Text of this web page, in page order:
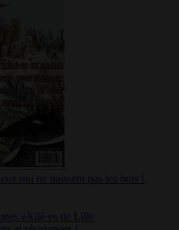
qui ne baissent pas les bras !
eXilé·es de Lille